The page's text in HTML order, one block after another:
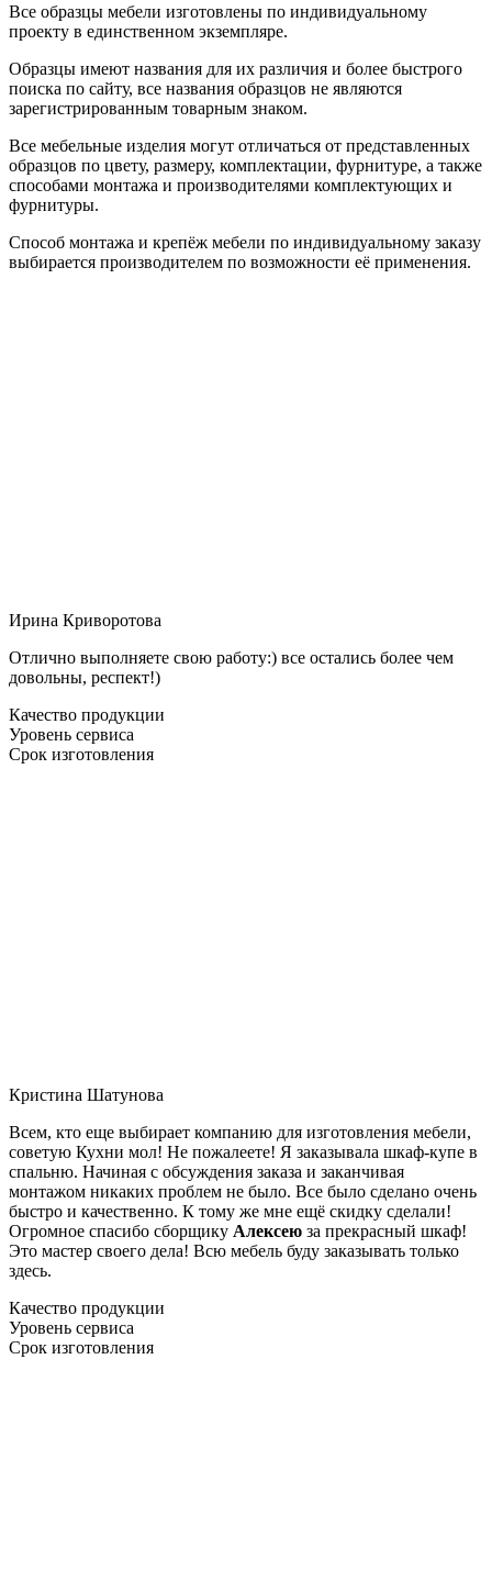
Все образцы мебели изготовлены по индивидуальному
проекту в единственном экземпляре.
Образцы имеют названия для их различия и более быстрого
поиска по сайту, все названия образцов не являются
зарегистрированным товарным знаком.
Все мебельные изделия могут отличаться от представленных
образцов по цвету, размеру, комплектации, фурнитуре, а также
способами монтажа и производителями комплектующих и
фурнитуры.
Способ монтажа и крепёж мебели по индивидуальному заказу
выбирается производителем по возможности её применения.
Ирина Криворотова
Отлично выполняете свою работу:) все остались более чем
довольны, респект!)
Качество продукции
Уровень сервиса
Срок изготовления
Кристина Шатунова
Всем, кто еще выбирает компанию для изготовления мебели,
советую Кухни мол! Не пожалеете! Я заказывала шкаф-купе в
спальню. Начиная с обсуждения заказа и заканчивая
монтажом никаких проблем не было. Все было сделано очень
быстро и качественно. К тому же мне ещё скидку сделали!
Огромное спасибо сборщику Алексею за прекрасный шкаф!
Это мастер своего дела! Всю мебель буду заказывать только
здесь.
Качество продукции
Уровень сервиса
Срок изготовления